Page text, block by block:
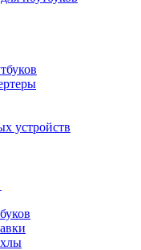
устройств